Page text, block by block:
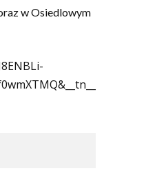
w Osiedlowym